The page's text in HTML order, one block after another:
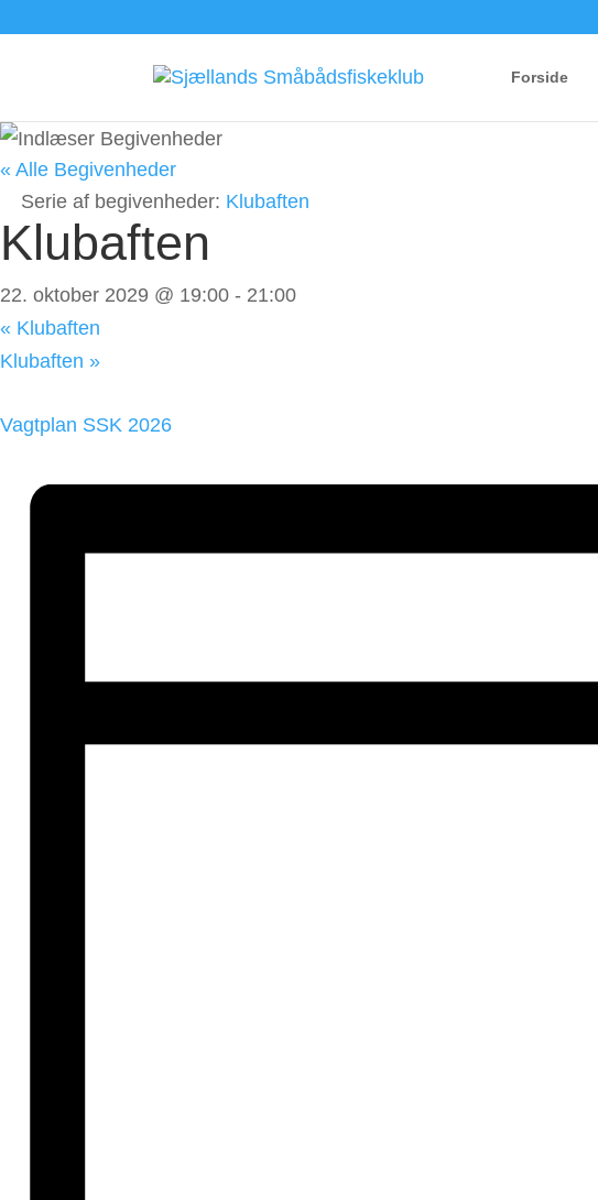
Forside
« Alle Begivenheder
Serie af begivenheder: Klubaften
Klubaften
22. oktober 2029 @ 19:00 - 21:00
« Klubaften
Klubaften »
Vagtplan SSK 2026